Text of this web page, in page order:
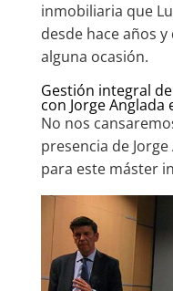
inmobiliaria que
desde hace años
alguna ocasión.
Gestión integral
con Jorge Anglada
No nos
presencia de
para este máster